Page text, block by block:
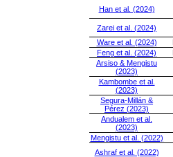
Han et al. (2024)
Zarei et al. (2024)
Ware et al. (2024)
Feng et al. (2024)
Arsiso & Mengistu
(2023)
Kambombe et al.
(2023)
Segura-Millán &
Pérez (2023)
Andualem et al.
(2023)
Mengistu et al. (2022)
Ashraf et al. (2022)